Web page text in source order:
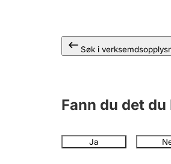
Søk i
Fann du det
Ja